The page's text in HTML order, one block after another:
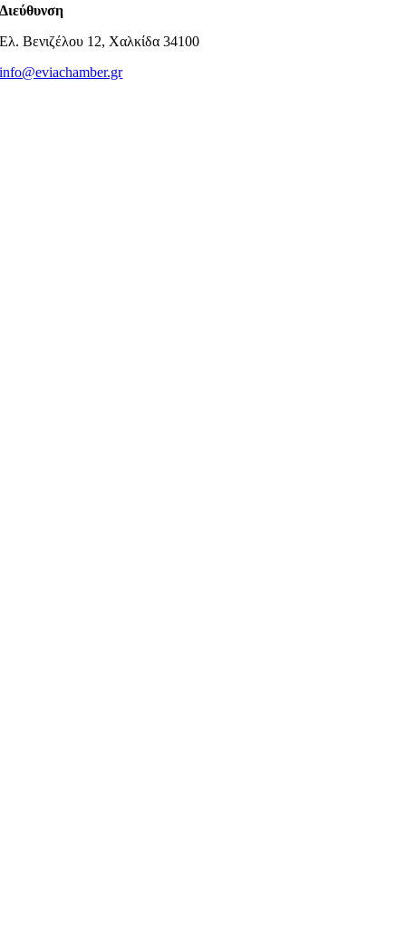
Διεύθυνση
Ελ. Βενιζέλου 12, Χαλκίδα 34100
info@eviachamber.gr